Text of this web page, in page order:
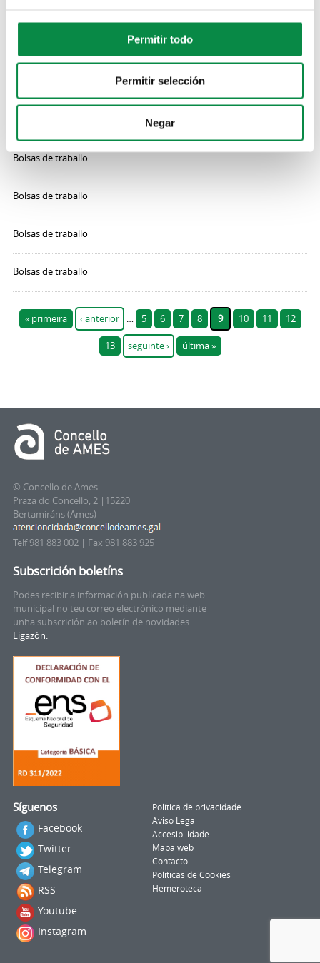
Permitir todo
Permitir selección
Negar
Bolsas de traballo
Bolsas de traballo
Bolsas de traballo
Bolsas de traballo
« primeira ‹ anterior … 5 6 7 8 9 10 11 12
13 seguinte › última »
© Concello de Ames
Praza do Concello, 2 |15220
Bertamiráns (Ames)
Telf 981 883 002 | Fax 981 883 925
Subscrición boletíns
Podes recibir a información publicada na web
municipal no teu correo electrónico mediante
unha subscrición ao boletín de novidades.
Ligazón.
Síguenos
Facebook
Twitter
Telegram
RSS
Youtube
Instagram
Política de privacidade
Aviso Legal
Accesibilidade
Mapa web
Contacto
Politicas de Cookies
Hemeroteca